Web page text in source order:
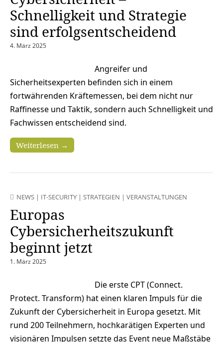
Schnelligkeit und Strategie
sind erfolgsentscheidend
4. März 2025
Angreifer und
Sicherheitsexperten befinden sich in einem
fortwährenden Kräftemessen, bei dem nicht nur
Raffinesse und Taktik, sondern auch Schnelligkeit und
Fachwissen entscheidend sind.
Weiterlesen →
NEWS | IT-SECURITY | STRATEGIEN | VERANSTALTUNGEN
Europas
Cybersicherheitszukunft
beginnt jetzt
1. März 2025
Die erste CPT (Connect.
Protect. Transform) hat einen klaren Impuls für die
Zukunft der Cybersicherheit in Europa gesetzt. Mit
rund 200 Teilnehmern, hochkarätigen Experten und
visionären Impulsen setzte das Event neue Maßstäbe